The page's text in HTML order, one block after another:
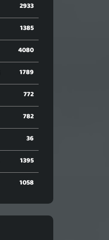
2933
1385
4080
1789
772
782
36
1395
1058